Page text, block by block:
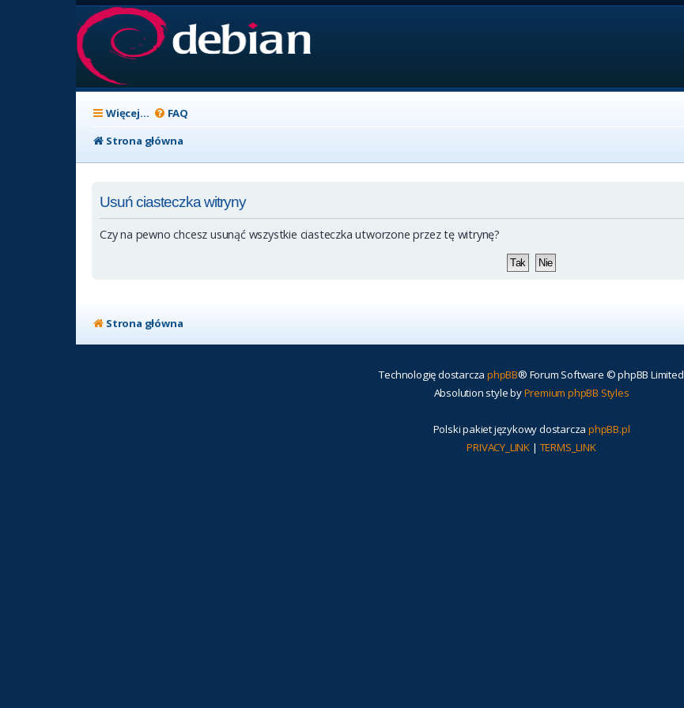
Więcej… FAQ
Strona główna
Usuń ciasteczka witryny
Czy na pewno chcesz usunąć wszystkie ciasteczka utworzone przez tę witrynę?
Strona główna
Technologię dostarcza phpBB® Forum Software © phpBB Limited
Absolution style byPremium phpBB Styles
Polski pakiet językowy dostarcza phpBB.pl
PRIVACY_LINK | TERMS_LINK